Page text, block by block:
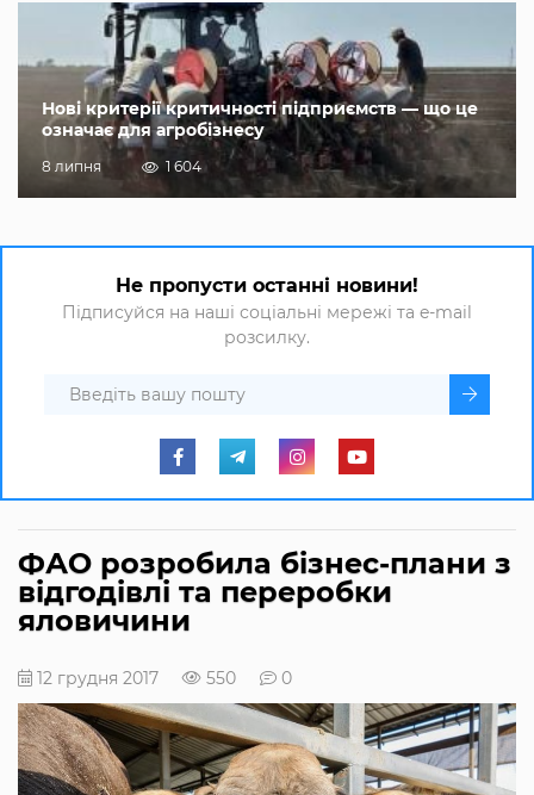
Нові критерії критичності підприємств — що це
означає для агробізнесу
8 липня 1 604
Не пропусти останні новини!
Підписуйся на наші соціальні мережі та e-mail
розсилку.
ФАО розробила бізнес-плани з
відгодівлі та переробки
яловичини
12 грудня 2017 550 0